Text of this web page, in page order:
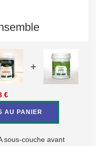
+
€
AU PANIER
sous-couche avant